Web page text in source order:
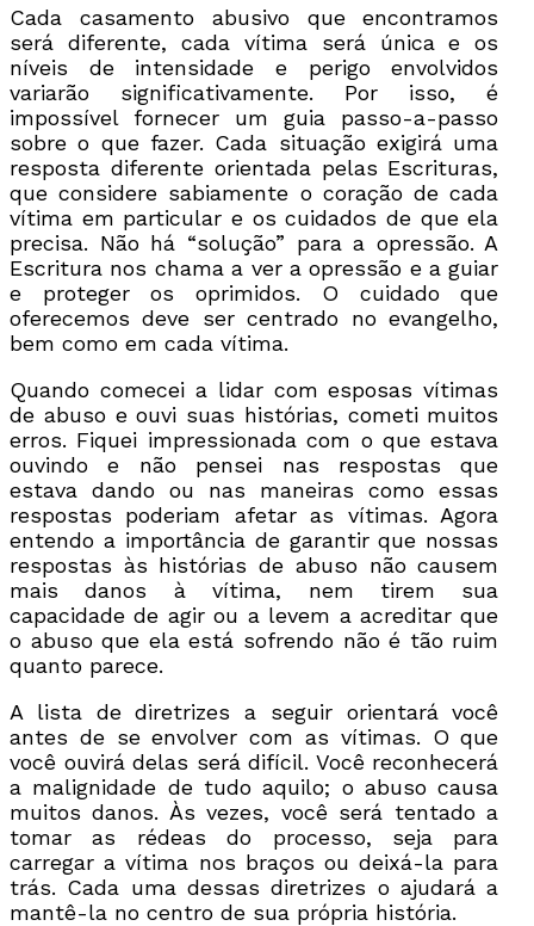
Cada casamento abusivo que encontramos
será diferente, cada vítima será única e os
níveis de intensidade e perigo envolvidos
variarão significativamente. Por isso, é
impossível fornecer um guia passo-a-passo
sobre o que fazer. Cada situação exigirá uma
resposta diferente orientada pelas Escrituras,
que considere sabiamente o coração de cada
vítima em particular e os cuidados de que ela
precisa. Não há “solução” para a opressão. A
Escritura nos chama a ver a opressão e a guiar
e proteger os oprimidos. O cuidado que
oferecemos deve ser centrado no evangelho,
bem como em cada vítima.
Quando comecei a lidar com esposas vítimas
de abuso e ouvi suas histórias, cometi muitos
erros. Fiquei impressionada com o que estava
ouvindo e não pensei nas respostas que
estava dando ou nas maneiras como essas
respostas poderiam afetar as vítimas. Agora
entendo a importância de garantir que nossas
respostas às histórias de abuso não causem
mais danos à vítima, nem tirem sua
capacidade de agir ou a levem a acreditar que
o abuso que ela está sofrendo não é tão ruim
quanto parece.
A lista de diretrizes a seguir orientará você
antes de se envolver com as vítimas. O que
você ouvirá delas será difícil. Você reconhecerá
a malignidade de tudo aquilo; o abuso causa
muitos danos. Às vezes, você será tentado a
tomar as rédeas do processo, seja para
carregar a vítima nos braços ou deixá-la para
trás. Cada uma dessas diretrizes o ajudará a
mantê-la no centro de sua própria história.